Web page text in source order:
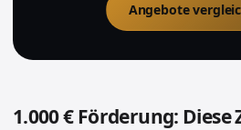
Angebote
1.000 € Förderung: Diese